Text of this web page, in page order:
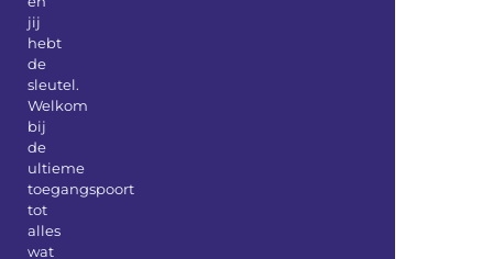
jij
hebt
de
sleutel.
Welkom
bij
de
ultieme
toegangspoort
tot
alles
wat